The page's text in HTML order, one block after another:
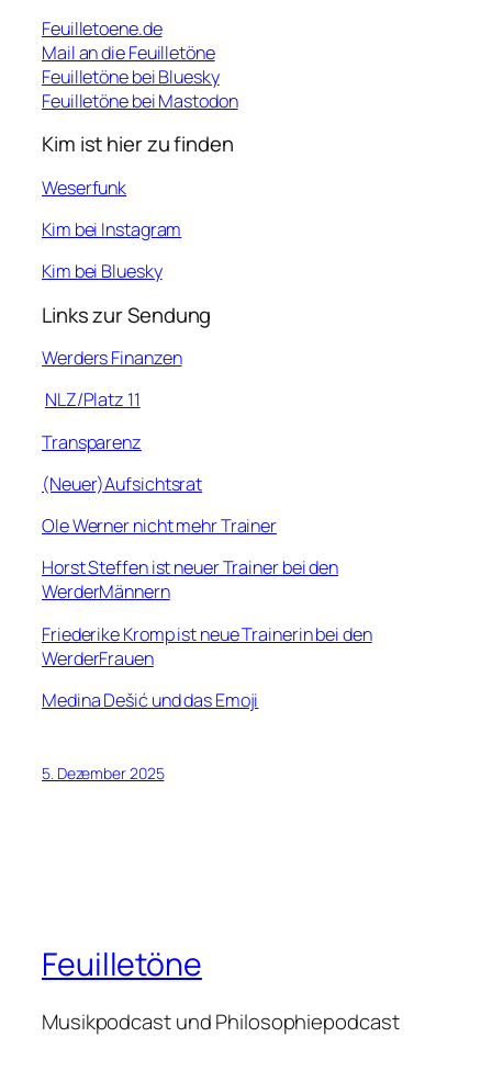
Feuilletoene.de
Mail an die Feuilletöne
Feuilletöne bei Bluesky
Feuilletöne bei Mastodon
Kim ist hier zu finden
Weserfunk
Kim bei Instagram
Kim bei Bluesky
Links zur Sendung
Werders Finanzen
NLZ/Platz 11
Transparenz
(Neuer)Aufsichtsrat
Ole Werner nicht mehr Trainer
Horst Steffen ist neuer Trainer bei den
WerderMännern
Friederike Kromp ist neue Trainerin bei den
WerderFrauen
Medina Dešić und das Emoji
5. Dezember 2025
Feuilletöne
Musikpodcast und Philosophiepodcast